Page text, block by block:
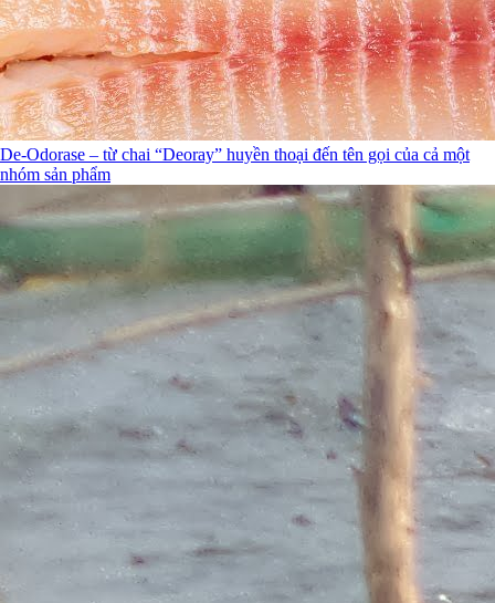
De-Odorase – từ chai “Deoray” huyền thoại đến tên gọi của cả một
nhóm sản phẩm